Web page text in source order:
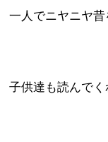
一人でニヤニヤ昔
子供達も読んでく